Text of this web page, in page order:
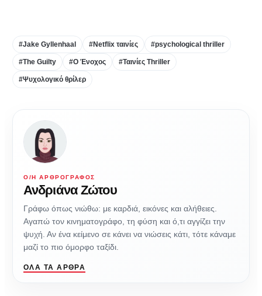
#Jake Gyllenhaal #Netflix ταινίες #psychological thriller
#The Guilty #Ο Ένοχος #Ταινίες Thriller
#Ψυχολογικό θρίλερ
Ο/Η ΑΡΘΡΟΓΡΆΦΟΣ
Ανδριάνα Ζώτου
Γράφω όπως νιώθω: με καρδιά, εικόνες και αλήθειες.
Αγαπώ τον κινηματογράφο, τη φύση και ό,τι αγγίζει την
ψυχή. Αν ένα κείμενο σε κάνει να νιώσεις κάτι, τότε κάναμε
μαζί το πιο όμορφο ταξίδι.
ΌΛΑ ΤΑ ΆΡΘΡΑ